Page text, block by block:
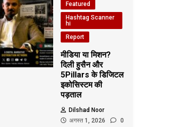
Featured
Hashtag Scanner
hi
Report
मीडिया या मिशन?
दिली हुसैन और
5Pillars के डिजिटल
इकोसिस्टम की
पड़ताल
Dilshad Noor
अगस्त 1, 2026
0